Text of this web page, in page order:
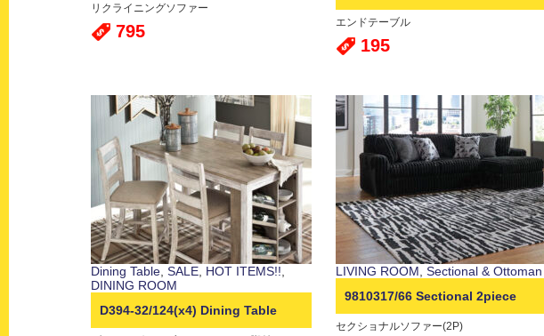
リクライニングソファー
795 エンドテーブル
195
Dining Table SALE HOT ITEMS!!
DINING ROOM
D394-32/124(x4) Dining Table
LIVING ROOM Sectional & Ottoman
9810317/66 Sectional 2piece
セクショナルソファー(2P)